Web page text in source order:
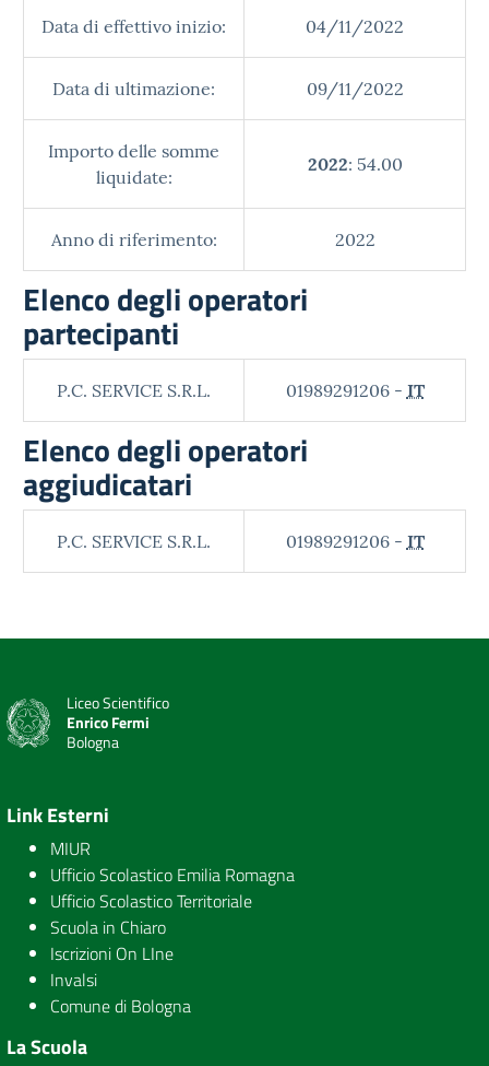
Data di effettivo inizio: 04/11/2022
Data di ultimazione: 09/11/2022
Importo delle somme
liquidate:
2022: 54.00
Anno di riferimento: 2022
Elenco degli operatori
partecipanti
P.C. SERVICE S.R.L. 01989291206 - IT
Elenco degli operatori
aggiudicatari
P.C. SERVICE S.R.L. 01989291206 - IT
Liceo Scientifico
Enrico Fermi
Bologna
Link Esterni
MIUR
Ufficio Scolastico Emilia Romagna
Ufficio Scolastico Territoriale
Scuola in Chiaro
Iscrizioni On LIne
Invalsi
Comune di Bologna
La Scuola